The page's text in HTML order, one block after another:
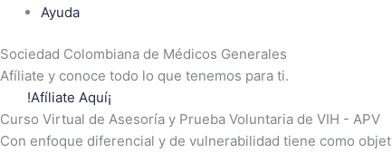
Ayuda
Sociedad Colombiana de Médicos Generales
Afíliate y conoce todo lo que tenemos para ti.
!Afíliate Aquí¡
Curso Virtual de Asesoría y Prueba Voluntaria de VIH - APV
Con enfoque diferencial y de vulnerabilidad tiene como